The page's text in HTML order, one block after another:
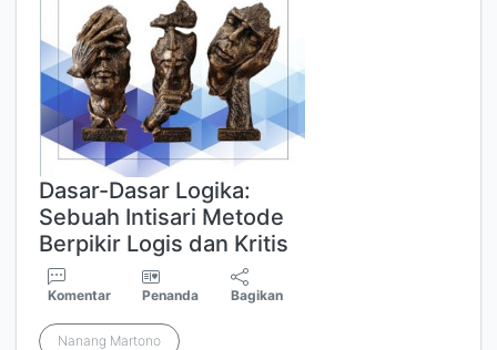
Dasar-Dasar Logika:
Sebuah Intisari Metode
Berpikir Logis dan Kritis
Komentar Penanda Bagikan
Nanang Martono